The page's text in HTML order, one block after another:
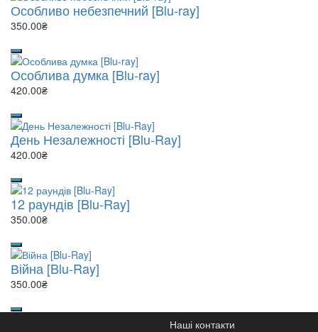
Особливо небезпечний [Blu-ray]
350.00₴
Особлива думка [Blu-ray]
420.00₴
День Незалежності [Blu-Ray]
420.00₴
12 раундів [Blu-Ray]
350.00₴
Війна [Blu-Ray]
350.00₴
Наші контакти